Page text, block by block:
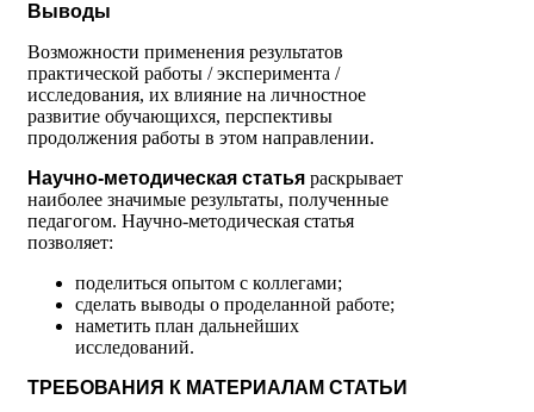
Выводы
Возможности применения результатов
практической работы / эксперимента /
исследования, их влияние на личностное
развитие обучающихся, перспективы
продолжения работы в этом направлении.
Научно-методическая статья раскрывает
наиболее значимые результаты, полученные
педагогом. Научно-методическая статья
позволяет:
поделиться опытом с коллегами;
сделать выводы о проделанной работе;
наметить план дальнейших
исследований.
ТРЕБОВАНИЯ К МАТЕРИАЛАМ СТАТЬИ